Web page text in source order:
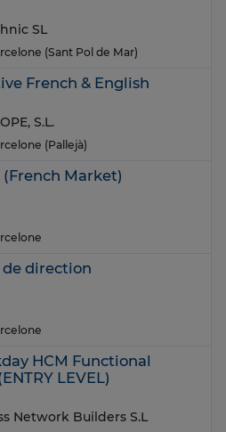
SL
(Sant Pol de Mar)
French & English
S.L.
(Pallejà)
(French Market)
direction
HCM Functional
LEVEL)
Network Builders S.L